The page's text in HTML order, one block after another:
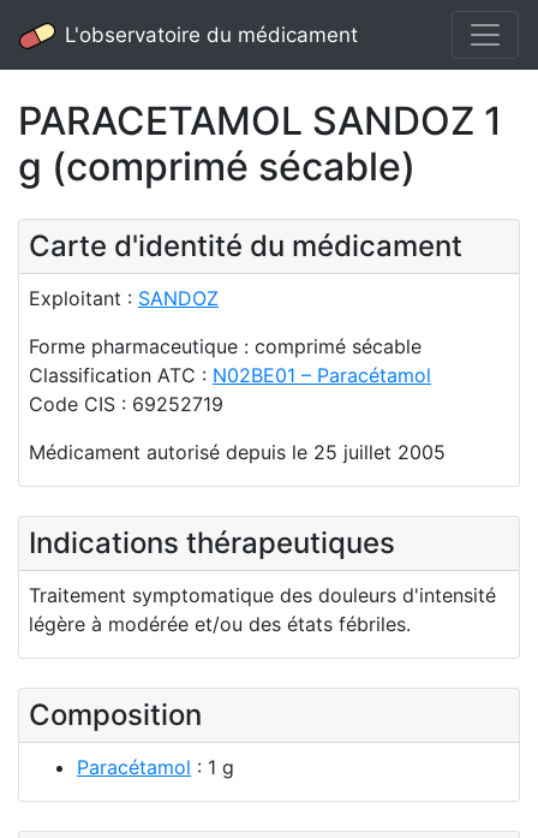
L'observatoire du médicament
PARACETAMOL SANDOZ 1
g (comprimé sécable)
Carte d'identité du médicament
Exploitant : SANDOZ
Forme pharmaceutique : comprimé sécable
Classification ATC : N02BE01 – Paracétamol
Code CIS : 69252719
Médicament autorisé depuis le 25 juillet 2005
Indications thérapeutiques
Traitement symptomatique des douleurs d'intensité
légère à modérée et/ou des états fébriles.
Composition
Paracétamol : 1 g